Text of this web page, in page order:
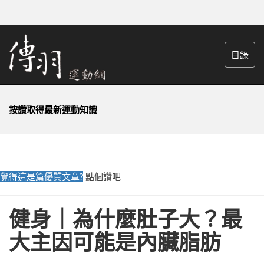
目錄
按讚取得最新運動知識
覺得這是篇優質文章? 點個讚吧
健身｜為什麼肚子大？最
大主因可能是內臟脂肪